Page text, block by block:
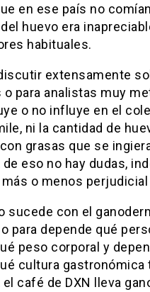
en ese país no
huevo era
habituales.
extensamente
para analistas muy
o no influye en el
ni la cantidad de
grasas que se
eso no hay dudas,
más o menos
sucede con el
para depende qué
peso corporal y
cultura gastronómica
café de DXN lleva